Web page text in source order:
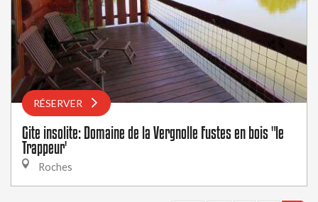
RÉSERVER
Gite insolite: Domaine de la Vergnolle Fustes en bois "le
Trappeur'
Roches